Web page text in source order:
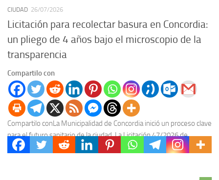
CIUDAD 26/07/2026
Licitación para recolectar basura en Concordia:
un pliego de 4 años bajo el microscopio de la
transparencia
Compartilo con
Compartilo conLa Municipalidad de Concordia inició un proceso clave
para el futuro sanitario de la ciudad. La Licitación 47/2026 de
recolección de residuos busca definir...